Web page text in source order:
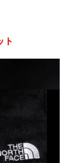
ト